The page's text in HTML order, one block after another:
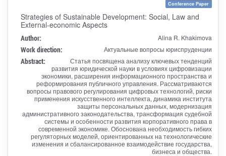
Conference Paper
Strategies of Sustainable Development: Social, Law and
External-economic Aspects
Author: Alina R. Khakimova
Work direction: Актуальные вопросы юриспруденции
Abstract:
Статья посвящена анализу ключевых тенденций
развития юридической науки в условиях цифровизации
экономики, расширения информационного пространства и
реформирования публичного управления. Рассматриваются
вопросы правового регулирования цифровых технологий, риски
применения искусственного интеллекта, динамика института
защиты персональных данных, модернизация
административного законодательства, трансформация судебной
системы и особенности развития корпоративного права в
современной экономике. Обоснована необходимость гибких
регуляторных моделей, ориентированных на технологические
изменения и сбалансированное взаимодействие государства,
бизнеса и общества.